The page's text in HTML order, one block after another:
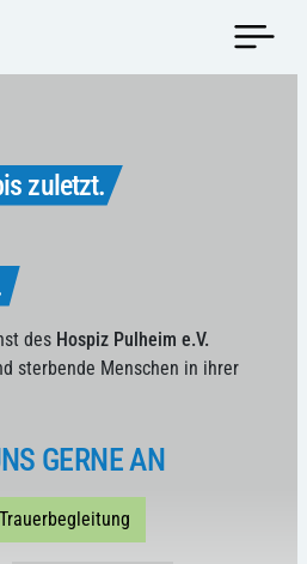
zuletzt.
des Hospiz Pulheim e.V.
sterbende Menschen in ihrer
GERNE AN
Trauerbegleitung